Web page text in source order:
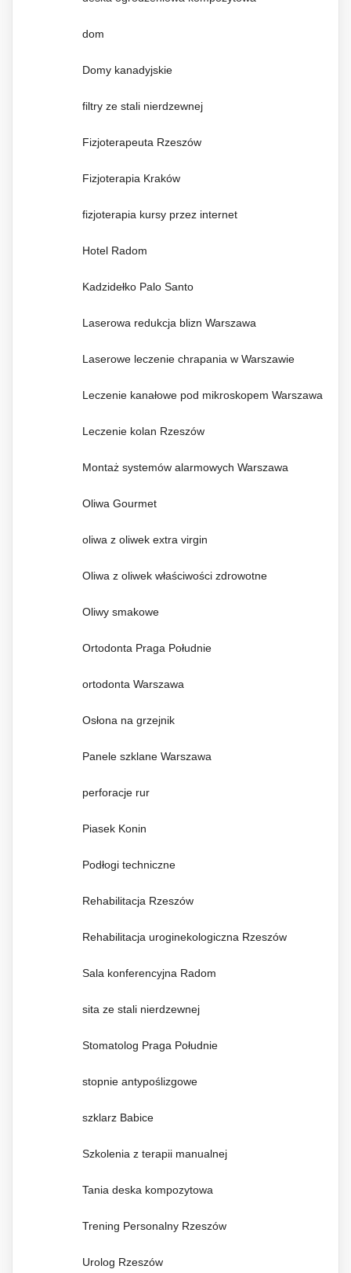
dom
Domy kanadyjskie
filtry ze stali nierdzewnej
Fizjoterapeuta Rzeszów
Fizjoterapia Kraków
fizjoterapia kursy przez internet
Hotel Radom
Kadzidełko Palo Santo
Laserowa redukcja blizn Warszawa
Laserowe leczenie chrapania w Warszawie
Leczenie kanałowe pod mikroskopem Warszawa
Leczenie kolan Rzeszów
Montaż systemów alarmowych Warszawa
Oliwa Gourmet
oliwa z oliwek extra virgin
Oliwa z oliwek właściwości zdrowotne
Oliwy smakowe
Ortodonta Praga Południe
ortodonta Warszawa
Osłona na grzejnik
Panele szklane Warszawa
perforacje rur
Piasek Konin
Podłogi techniczne
Rehabilitacja Rzeszów
Rehabilitacja uroginekologiczna Rzeszów
Sala konferencyjna Radom
sita ze stali nierdzewnej
Stomatolog Praga Południe
stopnie antypoślizgowe
szklarz Babice
Szkolenia z terapii manualnej
Tania deska kompozytowa
Trening Personalny Rzeszów
Urolog Rzeszów